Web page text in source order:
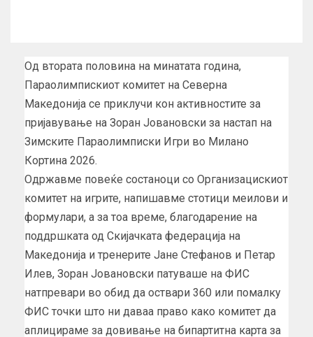
Од втората половина на минатата година,
Параолимпискиот комитет на Северна
Македонија се приклучи кон активностите за
пријавување на Зоран Јовановски за настап на
Зимските Параолимписки Игри во Милано
Кортина 2026.
Одржавме повеќе состаноци со Организацискиот
комитет на игрите, напишавме стотици меилови и
формулари, а за тоа време, благодарение на
поддршката од Скијачката федерација на
Македонија и тренерите Јане Стефанов и Петар
Илев, Зоран Јовановски патуваше на ФИС
натпревари во обид да оствари 360 или помалку
ФИС точки што ни даваа право како комитет да
аплицираме за довивање на бипартитна карта за